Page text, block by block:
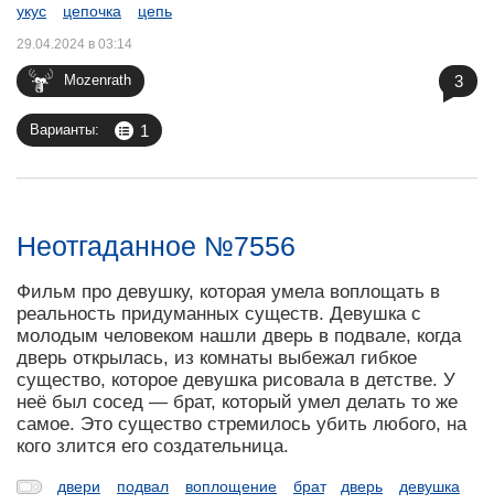
укус
цепочка цепь
Mozenrath
29.04.2024 в 03:14
Варианты: 1
3
Неотгаданное №7556
Фильм про девушку, которая умела воплощать в
реальность придуманных существ. Девушка с
молодым человеком нашли дверь в подвале, когда
дверь открылась, из комнаты выбежал гибкое
существо, которое девушка рисовала в детстве. У
неё был сосед — брат, который умел делать то же
самое. Это существо стремилось убить любого, на
кого злится его создательница.
двери подвал воплощение брат дверь
девушка